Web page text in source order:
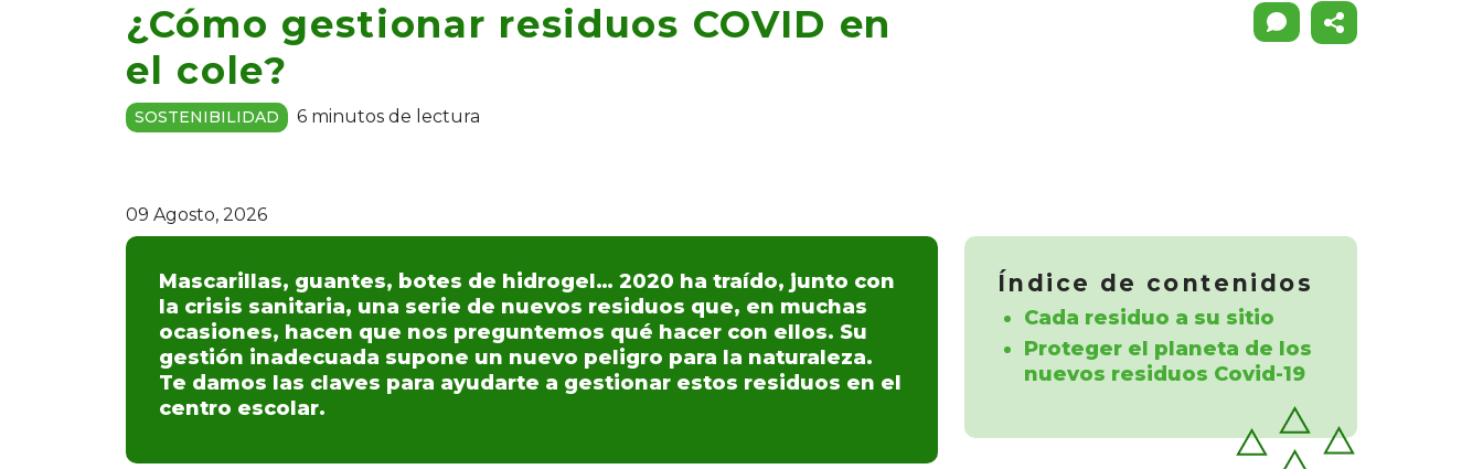
¿Cómo gestionar residuos COVID en
el cole?
SOSTENIBILIDAD 6 minutos de lectura
09 Agosto, 2026
Mascarillas, guantes, botes de hidrogel… 2020 ha traído, junto con
la crisis sanitaria, una serie de nuevos residuos que, en muchas
ocasiones, hacen que nos preguntemos qué hacer con ellos. Su
gestión inadecuada supone un nuevo peligro para la naturaleza.
Te damos las claves para ayudarte a gestionar estos residuos en el
centro escolar.
Índice de contenidos
Cada residuo a su sitio
Proteger el planeta de los
nuevos residuos Covid-19